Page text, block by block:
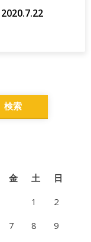
金 土
日
1
2
7 8
9